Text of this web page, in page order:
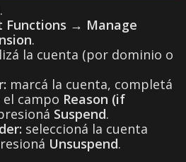
Functions → Manage
.
la cuenta (por dominio o
marcá la cuenta, completá
campo Reason (if
Suspend.
seleccioná la cuenta
Unsuspend.